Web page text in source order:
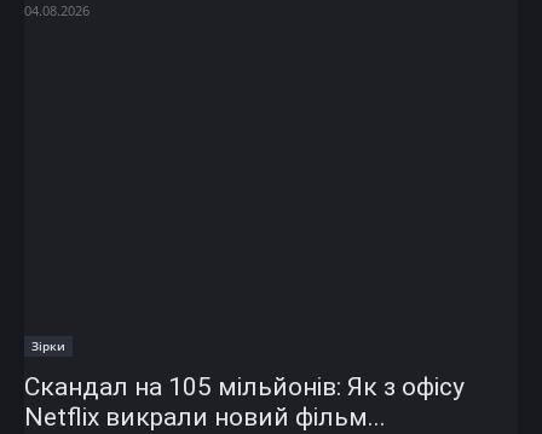
04.08.2026
Зірки
Скандал на 105 мільйонів: Як з офісу
Netflix викрали новий фільм...